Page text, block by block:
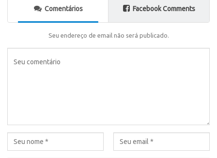
Comentários Facebook Comments
Seu endereço de email não será publicado.